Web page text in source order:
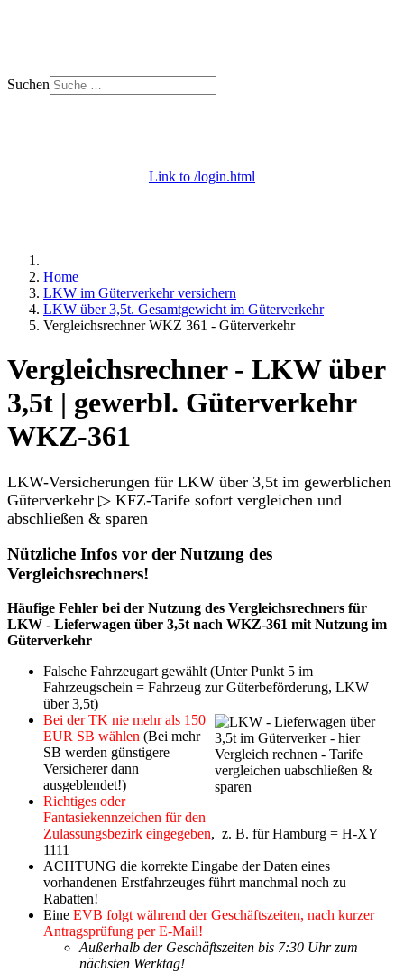
Suchen
Link to /login.html
Home
LKW im Güterverkehr versichern
LKW über 3,5t. Gesamtgewicht im Güterverkehr
Vergleichsrechner WKZ 361 - Güterverkehr
Vergleichsrechner - LKW über
3,5t | gewerbl. Güterverkehr
WKZ-361
LKW-Versicherungen für LKW über 3,5t im gewerblichen
Güterverkehr ▷ KFZ-Tarife sofort vergleichen und
abschließen & sparen
Nützliche Infos vor der Nutzung des
Vergleichsrechners!
Häufige Fehler bei der Nutzung des Vergleichsrechners für
LKW - Lieferwagen über 3,5t nach WKZ-361 mit Nutzung im
Güterverkehr
Falsche Fahrzeugart gewählt (Unter Punkt 5 im
Fahrzeugschein = Fahrzeug zur Güterbeförderung, LKW
über 3,5t)
Bei der TK nie mehr als 150
EUR SB wählen (Bei mehr
SB werden günstigere
Versicherer dann
ausgeblendet!)
Richtiges oder
Fantasiekennzeichen für den
Zulassungsbezirk eingegeben, z. B. für Hamburg = H-XY
1111
ACHTUNG die korrekte Eingabe der Daten eines
vorhandenen Erstfahrzeuges führt manchmal noch zu
Rabatten!
Eine EVB folgt während der Geschäftszeiten, nach kurzer
Antragsprüfung per E-Mail!
Außerhalb der Geschäftszeiten bis 7:30 Uhr zum
nächsten Werktag!